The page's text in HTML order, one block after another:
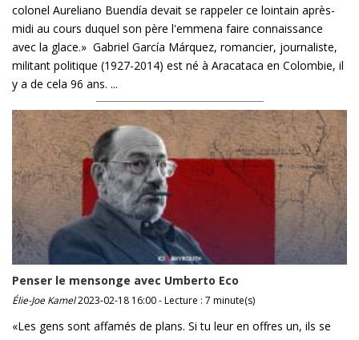
colonel Aureliano Buendía devait se rappeler ce lointain après-
midi au cours duquel son père l'emmena faire connaissance
avec la glace.» Gabriel García Márquez, romancier, journaliste,
militant politique (1927-2014) est né à Aracataca en Colombie, il
y a de cela 96 ans. ...
Penser le mensonge avec Umberto Eco
Élie-Joe Kamel2023-02-18 16:00 - Lecture : 7 minute(s)
«Les gens sont affamés de plans. Si tu leur en offres un, ils se